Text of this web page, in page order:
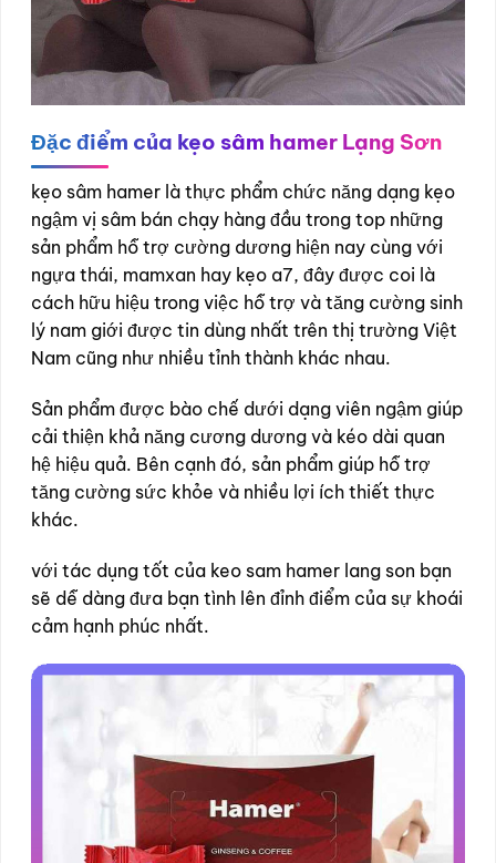
Đặc điểm của kẹo sâm hamer Lạng Sơn
kẹo sâm hamer là thực phẩm chức năng dạng kẹo
ngậm vị sâm bán chạy hàng đầu trong top những
sản phẩm hỗ trợ cường dương hiện nay cùng với
ngựa thái, mamxan hay kẹo a7, đây được coi là
cách hữu hiệu trong việc hỗ trợ và tăng cường sinh
lý nam giới được tin dùng nhất trên thị trường Việt
Nam cũng như nhiều tỉnh thành khác nhau.
Sản phẩm được bào chế dưới dạng viên ngậm giúp
cải thiện khả năng cương dương và kéo dài quan
hệ hiệu quả. Bên cạnh đó, sản phẩm giúp hỗ trợ
tăng cường sức khỏe và nhiều lợi ích thiết thực
khác.
với tác dụng tốt của keo sam hamer lang son bạn
sẽ dễ dàng đưa bạn tình lên đỉnh điểm của sự khoái
cảm hạnh phúc nhất.